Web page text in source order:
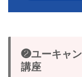
❷ユーキャ
講座